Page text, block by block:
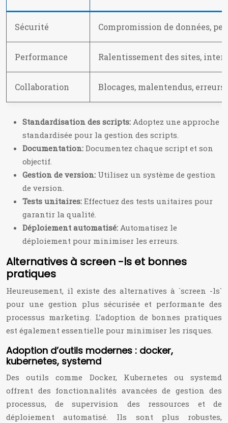
Sécurité Compromission de données,
Performance Ralentissement des sites,
Collaboration Blocages, malentendus, erreurs
Standardisation des scripts: Adoptez une approche
standardisée pour la gestion des scripts.
Documentation: Documentez chaque script et son
objectif.
Gestion de version: Utilisez un système de gestion
de version.
Tests unitaires: Effectuez des tests unitaires pour
garantir la qualité.
Déploiement automatisé: Automatisez le
déploiement pour minimiser les erreurs.
Alternatives à screen -ls et bonnes
pratiques
Heureusement, il existe des alternatives à `screen -ls`
pour une gestion plus sécurisée et performante des
processus marketing. L’adoption de bonnes pratiques
est également essentielle pour minimiser les risques.
Adoption d’outils modernes : docker,
kubernetes, systemd
Des outils comme Docker, Kubernetes ou systemd
offrent des fonctionnalités avancées de gestion des
processus, de supervision des ressources et de
déploiement automatisé. Ils sont plus robustes,